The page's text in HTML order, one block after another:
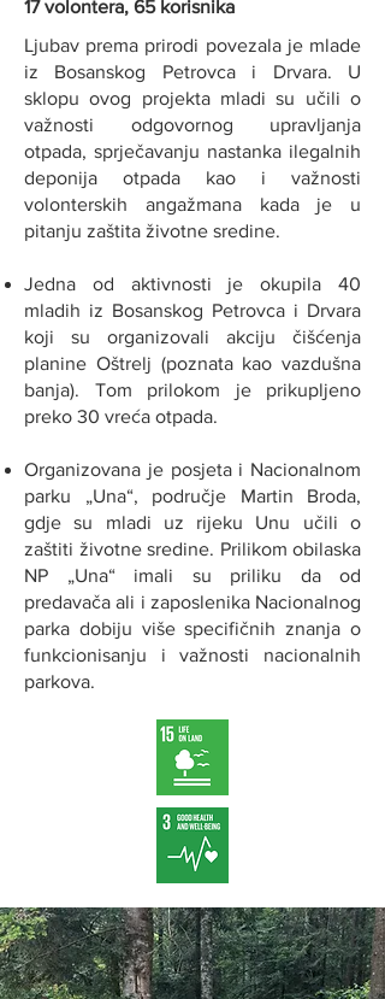
17 volontera, 65 korisnika
Ljubav prema prirodi povezala je mlade
iz Bosanskog Petrovca i Drvara. U
sklopu ovog projekta mladi su učili o
važnosti odgovornog upravljanja
otpada, sprječavanju nastanka ilegalnih
deponija otpada kao i važnosti
volonterskih angažmana kada je u
pitanju zaštita životne sredine.
Jedna od aktivnosti je okupila 40
mladih iz Bosanskog Petrovca i Drvara
koji su organizovali akciju čišćenja
planine Oštrelj (poznata kao vazdušna
banja). Tom prilokom je prikupljeno
preko 30 vreća otpada.
Organizovana je posjeta i Nacionalnom
parku „Una“, područje Martin Broda,
gdje su mladi uz rijeku Unu učili o
zaštiti životne sredine. Prilikom obilaska
NP „Una“ imali su priliku da od
predavača ali i zaposlenika Nacionalnog
parka dobiju više specifičnih znanja o
funkcionisanju i važnosti nacionalnih
parkova.